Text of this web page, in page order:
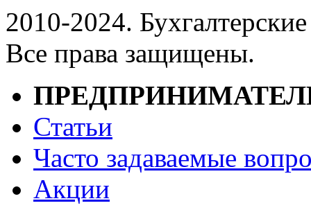
2010-2024.
Все права защищены.
Статьи
Часто задаваемые
Акции